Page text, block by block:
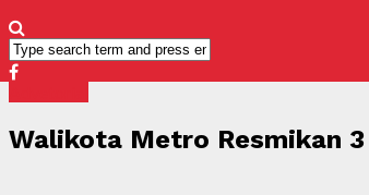
Walikota Metro Resmikan 3